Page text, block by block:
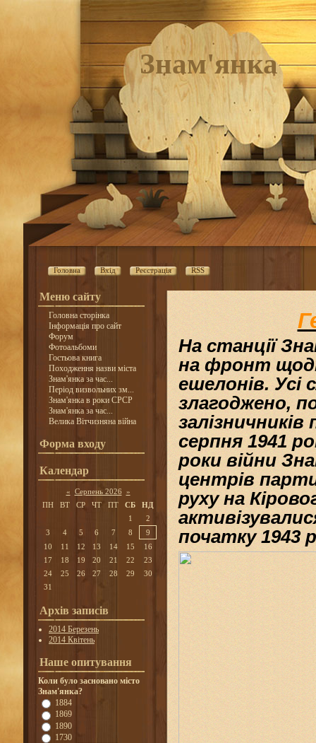
Знам'янка
Головна Вхід Реєстрація RSS
Меню сайту
Головна сторінка
Інформація про сайт
Форум
Фотоальбоми
Гостьова книга
Походження назви міста
Знам'янка за час...
Період визвольних зм...
Знам'янка в роки СРСР
Знам'янка за час...
Велика Вітчизняна війна
Форма входу
Календар
« Серпень 2026 »
ПН
ВТ СР ЧТ ПТ СБ
НД
1
2
3
4 5 6 7 8
9
10
11 12 13 14 15
16
17
18 19 20 21 22
23
24
25 26 27 28 29
30
31
Архів записів
2014 Березень
2014 Квітень
Наше опитування
Коли було засновано місто
Знам'янка?
1884
1869
1890
1730
На станції
на фронт
ешелонів. Усі
злагоджено,
серпня 1941
роки війни
центрів
рухуна
початку1943